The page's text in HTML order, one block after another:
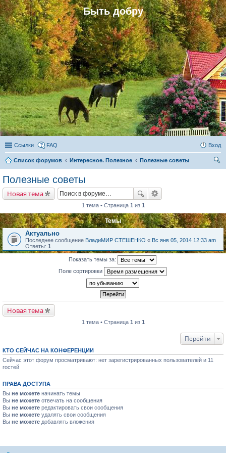
Быть добру
Ссылки FAQ Вход
Список форумов Интересное. Полезное
Полезные советы
Полезные советы
Новая тема
1 тема • Страница 1 из 1
Темы
Актуально
Последнее сообщение ВладиМИР СТЕШЕНКО « Вс янв 05, 2014 12:33 am
Ответы: 1
Показать темы за:
Поле сортировки
Новая тема
1 тема • Страница 1 из 1
Перейти
КТО СЕЙЧАС НА КОНФЕРЕНЦИИ
Сейчас этот форум просматривают: нет зарегистрированных пользователей и 11
гостей
ПРАВА ДОСТУПА
Вы не можете начинать темы
Вы не можете отвечать на сообщения
Вы не можете редактировать свои сообщения
Вы не можете удалять свои сообщения
Вы не можете добавлять вложения